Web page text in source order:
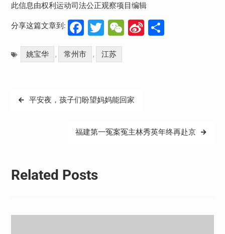
此信息由权利运动司法公正观察项目编辑
分享这篇文章到: Facebook
Twitter
WeChat
Sina分
姚宝华 , 常州市 , 江苏
文
平安夜，孩子们盼望妈妈能回家
福建第一冤案冤主林秀英年终再赴京
Related Posts